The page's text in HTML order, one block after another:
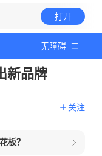
打开
无障碍
新品牌
关注
板？